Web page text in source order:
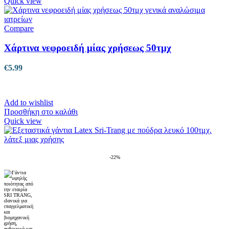
Compare
Χάρτινα νεφροειδή μίας χρήσεως 50τμχ
€5.99
Add to wishlist
Προσθήκη στο καλάθι
Quick view
-22%